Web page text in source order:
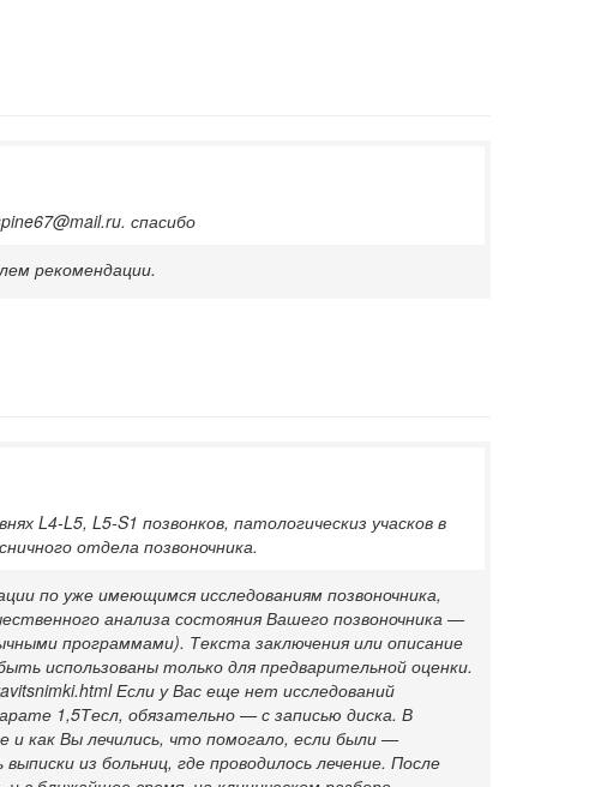
спасибо
рекомендации.
L4-L5, L5-S1 позвонков, патологическиз учасков в
отдела позвоночника.
по уже имеющимся исследованиям позвоночника,
анализа состояния Вашего позвоночника —
программами). Текста заключения или описание
использованы только для предварительной оценки.
Если у Вас еще нет исследований
1,5Тесл, обязательно — с записью диска. В
и как Вы лечились, что помогало, если были —
из больниц, где проводилось лечение. После